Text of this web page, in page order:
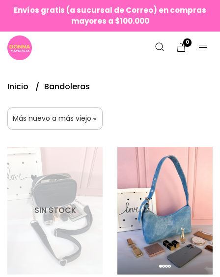
Envíos gratis (a sucursal de Correo) en compras
mayores a $100.000
0
Inicio Bandoleras
SIN STOCK